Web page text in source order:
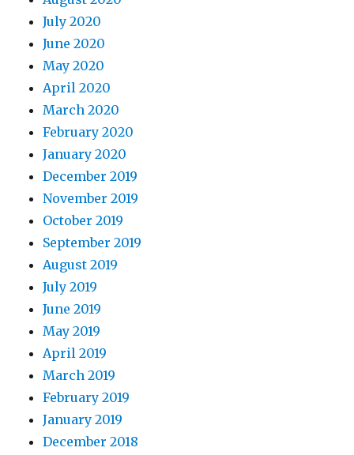
July 2020
June 2020
May 2020
April 2020
March 2020
February 2020
January 2020
December 2019
November 2019
October 2019
September 2019
August 2019
July 2019
June 2019
May 2019
April 2019
March 2019
February 2019
January 2019
December 2018